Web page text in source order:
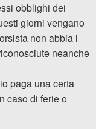
obblighi dei
giorni vengano
non abbia i
neanche
paga una certa
caso di ferie o